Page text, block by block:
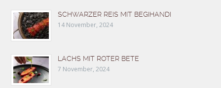
SCHWARZER REIS MIT BEGIHANDI
14 November, 2024
LACHS MIT ROTER BETE
7 November, 2024